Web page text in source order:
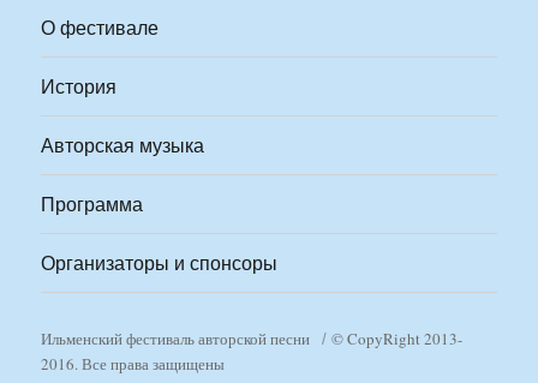
О фестивале
История
Авторская музыка
Программа
Организаторы и спонсоры
Ильменский фестиваль авторской песни
© CopyRight 2013-
2016. Все права защищены